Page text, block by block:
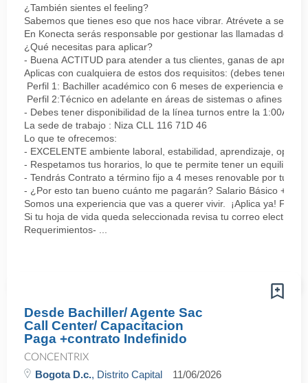
¿También sientes el feeling?
Sabemos que tienes eso que nos hace vibrar. Atrévete a ser
En Konecta serás responsable por gestionar las llamadas de
¿Qué necesitas para aplicar?
- Buena ACTITUD para atender a tus clientes, ganas de
Aplicas con cualquiera de estos dos requisitos: (debes tener
Perfil 1: Bachiller académico con 6 meses de experiencia en
Perfil 2:Técnico en adelante en áreas de sistemas o afines
- Debes tener disponibilidad de la línea turnos entre la 1:00AM
La sede de trabajo : Niza CLL 116 71D 46
Lo que te ofrecemos:
- EXCELENTE ambiente laboral, estabilidad, aprendizaje,
- Respetamos tus horarios, lo que te permite tener un equilibrio
- Tendrás Contrato a término fijo a 4 meses renovable por tu
- ¿Por esto tan bueno cuánto me pagarán? Salario Básico +
Somos una experiencia que vas a querer vivir. ¡Aplica ya!
Si tu hoja de vida queda seleccionada revisa tu correo
Requerimientos- ...
Desde Bachiller/ Agente Sac
Call Center/ Capacitacion
Paga +contrato Indefinido
CONCENTRIX
Bogota D.c., Distrito Capital 11/06/2026